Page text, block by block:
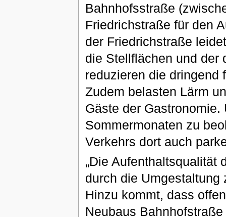
Bahnhofsstraße
Friedrichstraße für den
der Friedrichstraße
die Stellflächen und der
reduzieren die dringend
Zudem belasten Lärm
Gäste der
Sommermonaten zu
Verkehrs dort auch
„Die Aufenthaltsqualität
durch die Umgestaltung
Hinzu kommt, dass
Neubaus